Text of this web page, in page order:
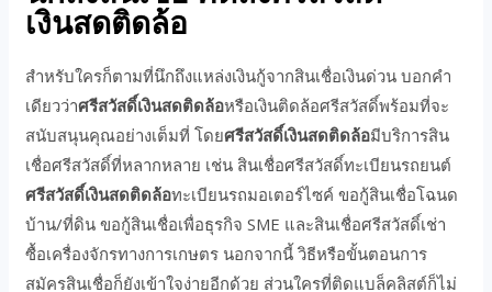
เงินสดติดล้อ
สำหรับใครก็ตามที่นึกถึงแหล่งเงินกู้จากสินเชื่อเงินด่วน บอกคำ
เดียวว่าศรีสวัสดิ์เงินสดติดล้อหรือเงินติดล้อศรีสวัสดิ์พร้อมที่จะ
สนับสนุนคุณอย่างเต็มที่ โดยศรีสวัสดิ์เงินสดติดล้อมีบริการสิน
เชื่อศรีสวัสดิ์ที่หลากหลาย เช่น สินเชื่อศรีสวัสดิ์ทะเบียนรถยนต์
ศรีสวัสดิ์เงินสดติดล้อทะเบียนรถมอเตอร์ไซค์ ขอกู้สินเชื่อโฉนด
บ้าน/ที่ดิน ขอกู้สินเชื่อเพื่อธุรกิจ SME และสินเชื่อศรีสวัสดิ์เช่า
ซื้อเครื่องจักรทางการเกษตร นอกจากนี้ วิธีหรือขั้นตอนการ
สมัครสินเชื่อก็ยังเข้าใจง่ายอีกด้วย ส่วนใครที่ติดแบล็คลิสต์ก็ไม่